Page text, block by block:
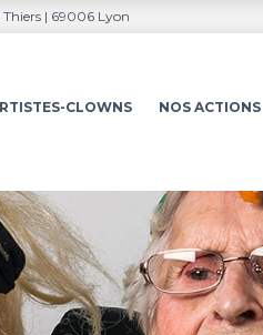
Thiers | 69006 Lyon
CLOWNS NOS ACTIONS